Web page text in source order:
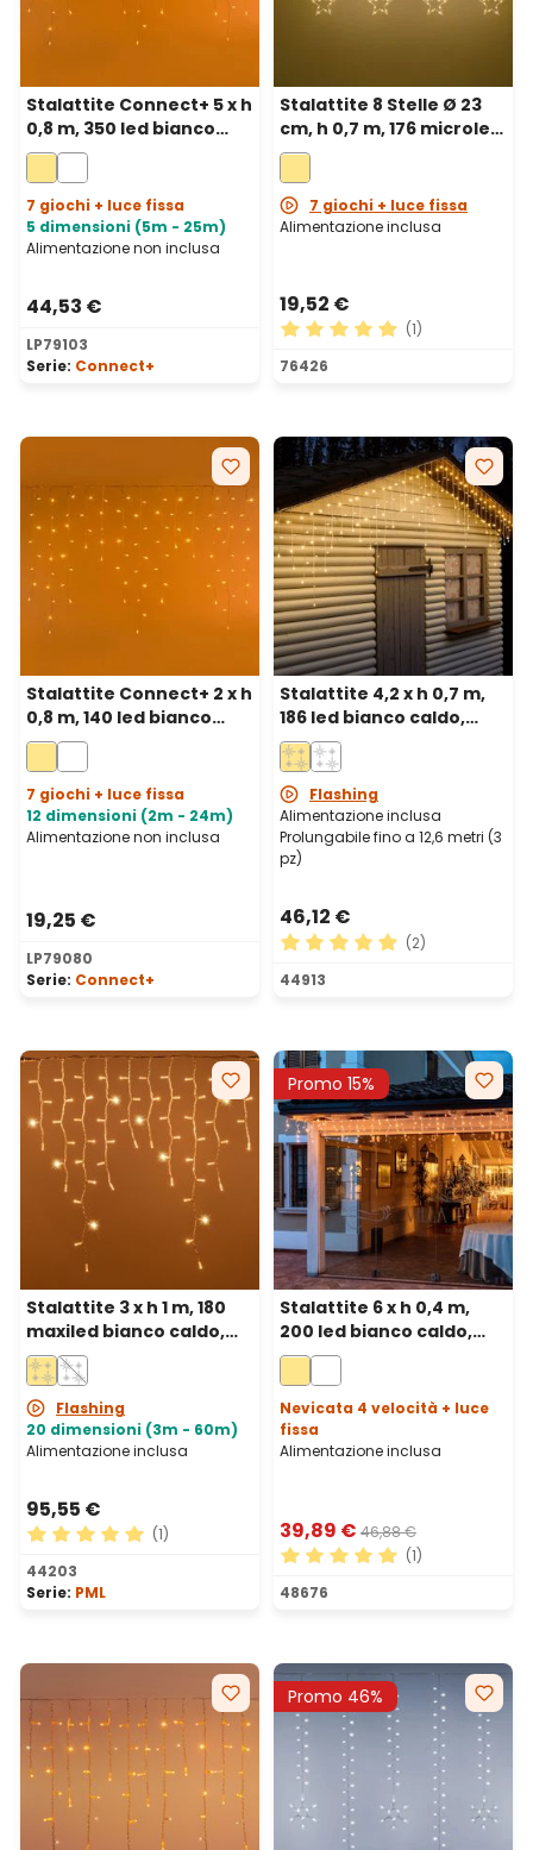
Stalattite Connect+ 5 x h
0,8 m, 350 led bianco
caldo, cavo trasparente,
prolungabile
7 giochi + luce fissa
5 dimensioni (5m - 25m)
Alimentazione non inclusa
44,53 €
LP79103
Serie: Connect+
Stalattite 8 Stelle Ø 23
cm, h 0,7 m, 176 microled
bianco caldo, cavo
metal argento
7 giochi + luce fissa
Alimentazione inclusa
19,52 €
Valutazione media di 5 su
(1)
76426
Stalattite Connect+ 2 x h
0,8 m, 140 led bianco
caldo, cavo trasparente,
prolungabile
7 giochi + luce fissa
12 dimensioni (2m - 24m)
Alimentazione non inclusa
19,25 €
LP79080
Serie: Connect+
Stalattite 4,2 x h 0,7 m,
186 led bianco caldo,
cavo bianco,
prolungabile
Flashing
Alimentazione inclusa
Prolungabile fino a 12,6 metri (3
pz)
46,12 €
Valutazione media di 5 su
(2)
44913
Stalattite 3 x h 1 m, 180
maxiled bianco caldo,
cavo bianco,
prolungabile, IP67
Flashing
20 dimensioni (3m - 60m)
Alimentazione inclusa
95,55 €
Valutazione media di 5 su 5 stelle
(1)
44203
Serie: PML
Promo 15%
Stalattite 6 x h 0,4 m,
200 led bianco caldo,
cavo bianco
Nevicata 4 velocità + luce
fissa
Alimentazione inclusa
39,89 € 46,88 €
Valutazione media di 5 su
(1)
48676
Promo 46%